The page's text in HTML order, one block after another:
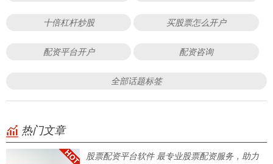
十倍杠杆炒股 买股票怎么开户
配资平台开户 配资咨询
全部话题标签
热门文章
股票配资平台软件 最专业股票配资服务，助力